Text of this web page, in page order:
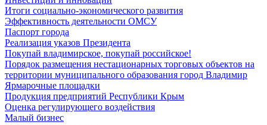
Итоги социально-экономического развития
Эффективность деятельности ОМСУ
Паспорт города
Реализация указов Президента
Покупай владимирское, покупай российское!
Порядок размещения нестационарных торговых объектов на
территории муниципального образования город Владимир
Ярмарочные площадки
Продукция предприятий Республики Крым
Оценка регулирующего воздействия
Малый бизнес